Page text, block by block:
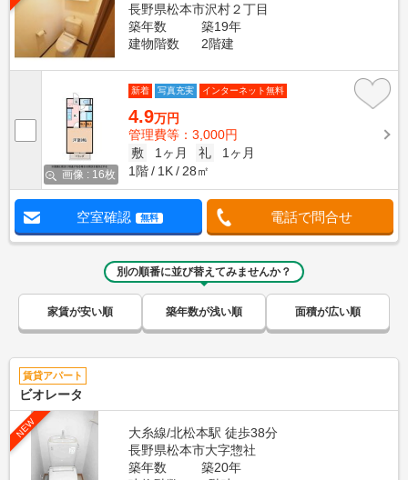
長野県松本市沢村２丁目
築年数
築19年
建物階数
2階建
画像 : 16枚
新着 写真充実 インターネット無料
4.9万円
管理費等：3,000円
敷
1ヶ月 礼
1ヶ月
1階
1K 28㎡
空室確認 無料 電話で問合せ
別の順番に並び替えてみませんか？
家賃が安い順 築年数が浅い順 面積が広い順
賃貸アパート
ビオレータ
NEW
大糸線/北松本駅 徒歩38分
長野県松本市大字惣社
築年数
築20年